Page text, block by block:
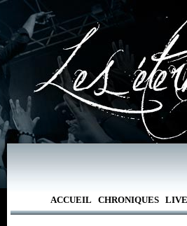
ACCUEIL CHRONIQUES